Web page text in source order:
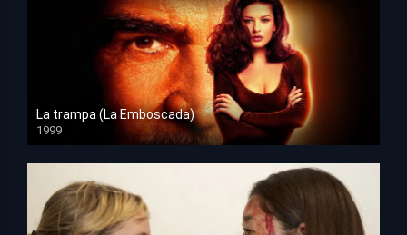
La trampa (La Emboscada)
1999
HD 1080p